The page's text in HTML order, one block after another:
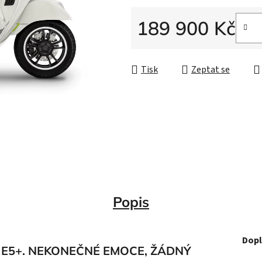
189 900 Kč
Tisk
Zeptat se
Popis
NEKONEČNÉ EMOCE, ŽÁDNÝ